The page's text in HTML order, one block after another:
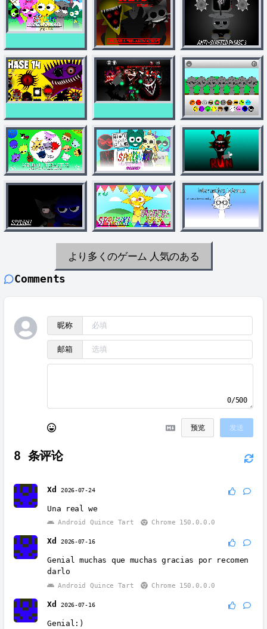
より多くのゲーム 人気のある
Comments
昵称
邮箱
0/500
预览 发送
8 条评论
Xd 2026-07-24
Una real we
Android Quince Tart Chrome 150.0.0.0
Xd 2026-07-16
Genial muchas que muchas gracias por recomen
darlo
Android Quince Tart Chrome 150.0.0.0
Xd 2026-07-16
Genial:)